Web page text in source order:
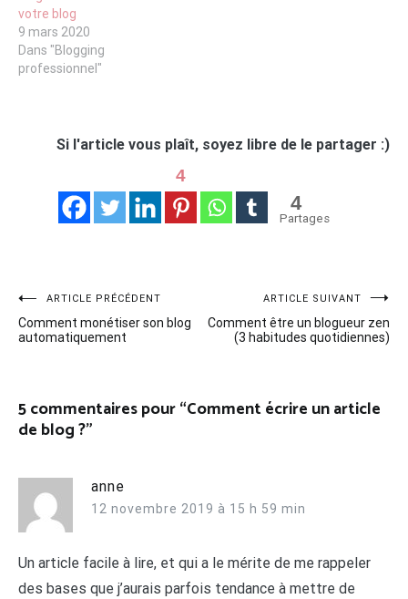
votre blog
9 mars 2020
Dans "Blogging
professionnel"
Si l'article vous plaît, soyez libre de le partager :)
4
4
Partages
CATÉGORIE
:
CRÉATION
Navigation
de
ARTICLE PRÉCÉDENT
Comment monétiser son blog
automatiquement
ARTICLE SUIVANT
Comment être un blogueur zen
(3 habitudes quotidiennes)
5 commentaires pour “Comment écrire un article
de blog ?”
anne
12 novembre 2019 à 15 h 59 min
Un article facile à lire, et qui a le mérite de me rappeler
des bases que j’aurais parfois tendance à mettre de